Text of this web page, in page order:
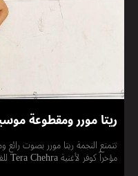
ريتا مورر ومقطوعة
تتمتع النجمة ريتا مورر بصوت
مؤخراً كوفر لأغنية Tera Chehra للفنان عدنان سامي.شاركت ر...